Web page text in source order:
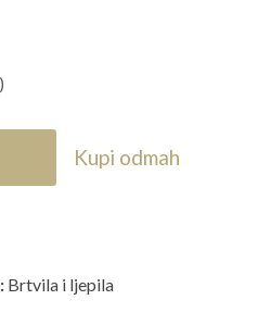
Kupi odmah
Brtvila i ljepila